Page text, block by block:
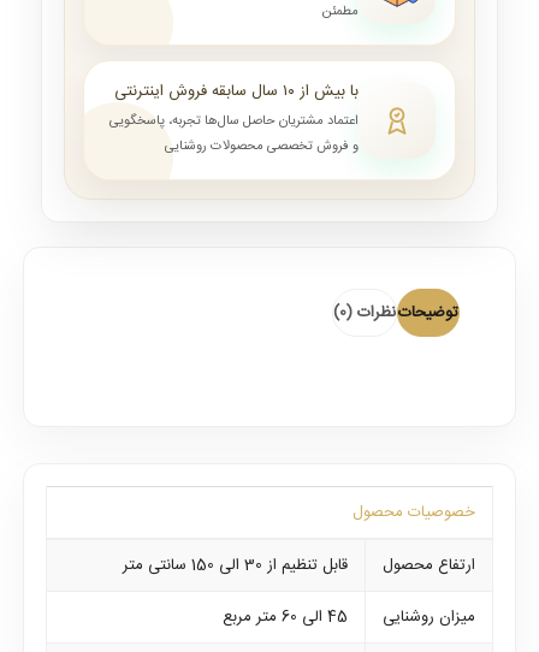
مطمئن
با بیش از ۱۰ سال سابقه فروش اینترنتی
اعتماد مشتریان حاصل سال‌ها تجربه، پاسخگویی
و فروش تخصصی محصولات روشنایی
توضیحاتنظرات (0)
خصوصیات محصول
ارتفاع محصول
قابل تنظیم از 30 الی 150 سانتی متر
میزان روشنایی
45 الی 60 متر مربع